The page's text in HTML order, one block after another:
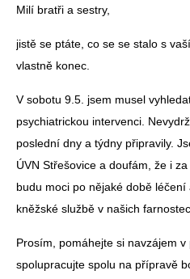
Milí bratři a sestry,
jistě se ptáte, co se se stalo s
vlastně konec.
V sobotu 9.5. jsem musel
psychiatrickou intervenci.
poslední dny a týdny připravily.
ÚVN Střešovice a doufám, že i
budu moci po nějaké době
kněžské službě v našich
Prosím, pomáhejte si navzájem v
spolupracujte spolu na přípravě